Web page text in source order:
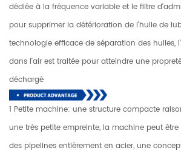
dédiée à la fréquence variable et le filtre
pour supprimer la détérioration de l'huile de
technologie efficace de séparation des huiles,
dans l'air est traitée pour atteindre une
déchargé
1 Petite machine: une structure compacte
une très petite empreinte, la machine peut
des pipelines entièrement en acier, une